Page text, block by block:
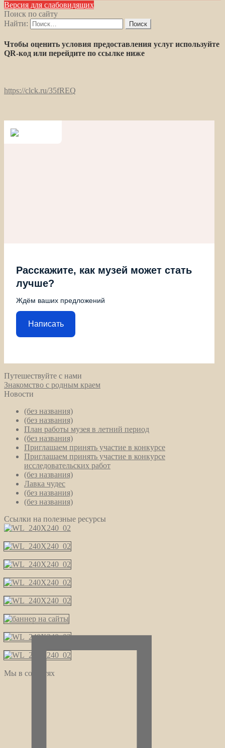
Версия для слабовидящих
Поиск по сайту
Найти:
Чтобы оценить условия предоставления услуг используйте
QR-код или перейдите по ссылке ниже
https://clck.ru/35fREQ
Расскажите, как музей может стать
лучше?
Ждём ваших предложений
Написать
Путешествуйте с нами
Знакомство с родным краем
Новости
(без названия)
(без названия)
План работы музея в летний период
(без названия)
Приглашаем принять участие в конкурсе
Приглашаем принять участие в конкурсе
исследовательских работ
(без названия)
Лавка чудес
(без названия)
(без названия)
Ссылки на полезные ресурсы
Мы в соцсетях